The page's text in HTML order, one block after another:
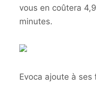
vous en coûtera
minutes.
Evoca ajoute à